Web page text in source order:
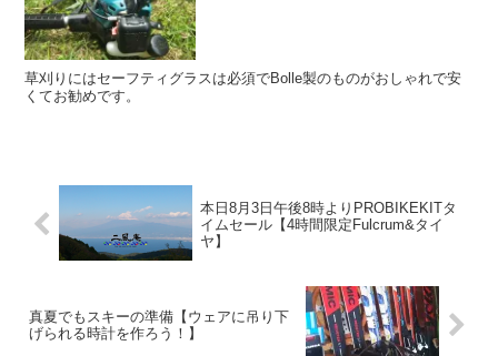
草刈りにはセーフティグラスは必須でBolle製のものがおしゃれで安
くてお勧めです。
本日8月3日午後8時よりPROBIKEKITタ
イムセール【4時間限定Fulcrum&タイ
ヤ】
真夏でもスキーの準備【ウェアに吊り下
げられる時計を作ろう！】